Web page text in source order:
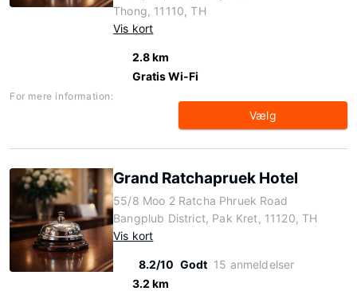
Thong, 11110, TH
Vis kort
2.8 km
Gratis Wi-Fi
For mere information:
Vælg
Grand Ratchapruek Hotel
55/8 Moo 2 Ratcha Phruek Road
Bangplub District, Pak Kret, 11120, TH
Vis kort
8.2/10 Godt 15 anmeldelser
3.2 km